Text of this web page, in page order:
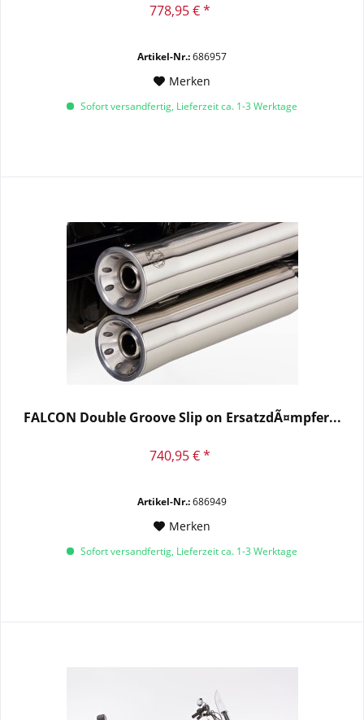
778,95 € *
Artikel-Nr.:686957
Merken
Sofort versandfertig, Lieferzeit ca. 1-3 Werktage
FALCON Double Groove Slip on ErsatzdÃ¤mpfer...
740,95 € *
Artikel-Nr.:686949
Merken
Sofort versandfertig, Lieferzeit ca. 1-3 Werktage